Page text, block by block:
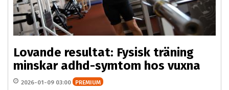
Lovande resultat: Fysisk träning
minskar adhd-symtom hos vuxna
2026-01-09 03:00 PREMIUM